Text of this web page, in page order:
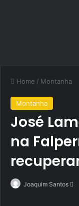
Home / Montanha
Montanha
José
na
Joaquim Santos